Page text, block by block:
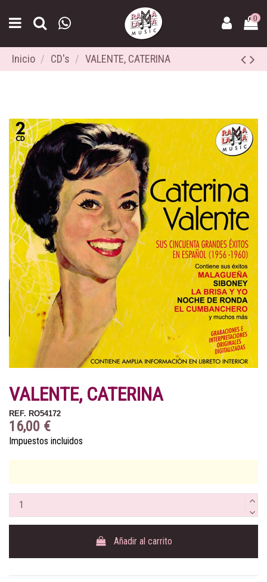
0
Inicio CD's VALENTE, CATERINA
VALENTE, CATERINA
REF. RO54172
16,00 €
Impuestos incluidos
Añadir al carrito